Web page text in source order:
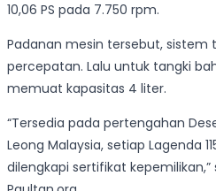
10,06 PS pada 7.750 rpm.
Padanan mesin tersebut,
percepatan. Lalu untuk tangki
memuat kapasitas 4 liter.
“Tersedia pada pertengahan
Leong Malaysia, setiap Lagenda
dilengkapi sertifikat